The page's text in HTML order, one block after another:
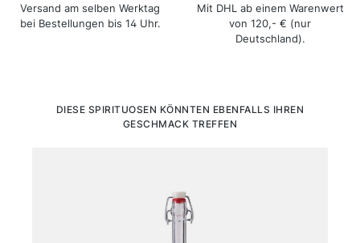
Versand am selben Werktag
bei Bestellungen bis 14 Uhr.
Mit DHL ab einem Warenwert
von 120,- € (nur
Deutschland).
Produktgalerie überspringen
DIESE SPIRITUOSEN KÖNNTEN EBENFALLS IHREN
GESCHMACK TREFFEN